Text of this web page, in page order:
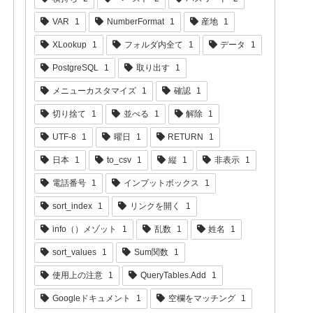
VAR 1 NumberFormat 1 産地 1
XLookup 1 フォルダ内全て 1 データ 1
PostgreSQL 1 取り出す 1
メニューカスタマイズ 1 確認 1
切り捨て 1 並べる 1 解除 1
UTF-8 1 曜日 1 RETURN 1
日本 1 to_csv 1 縦 1 非表示 1
電話番号 1 インプットボックス 1
sort_index 1 リンクを開く 1
info（）メゾット 1 乱数 1 姓名 1
sort_values 1 Sum関数 1
使用上の注意 1 QueryTables.Add 1
Googleドキュメント 1 空欄をマッチング 1